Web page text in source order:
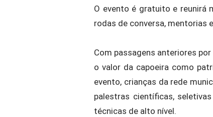
O evento é gratuito e reunirá
rodas de conversa, mentorias
Com passagens anteriores
o valor da capoeira como
evento, crianças da rede
palestras científicas,
técnicas de alto nível.